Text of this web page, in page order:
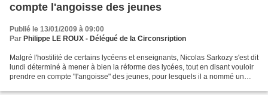
compte l'angoisse des jeunes
Publié le 13/01/2009 à 09:00
Par Philippe LE ROUX - Délégué de la Circonsription
Malgré l'hostilité de certains lycéens et enseignants, Nicolas Sarkozy s'est dit
lundi déterminé à mener à bien la réforme des lycées, tout en disant vouloir
prendre en compte "l'angoisse" des jeunes, pour lesquels il a nommé un